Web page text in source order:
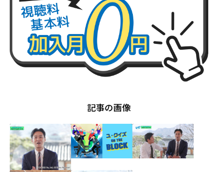
記事の画像